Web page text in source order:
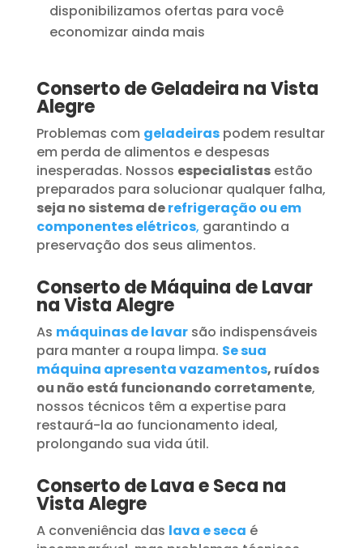
disponibilizamos ofertas para você
economizar ainda mais
Conserto de Geladeira na Vista
Alegre
Problemas com geladeiraspodem resultar
em perda de alimentos e despesas
inesperadas. Nossos especialistasestão
preparados para solucionar qualquer falha,
seja no sistema derefrigeração ou em
componentes elétricos, garantindo a
preservação dos seus alimentos.
Conserto de Máquina de Lavar
na Vista Alegre
As máquinas de lavar são indispensáveis
para manter a roupa limpa. Se sua
máquina apresenta vazamentos, ruídos
ou não está funcionando corretamente,
nossos técnicos têm a expertise para
restaurá-la ao funcionamento ideal,
prolongando sua vida útil.
Conserto de Lava e Seca na
Vista Alegre
A conveniência das lava e seca é